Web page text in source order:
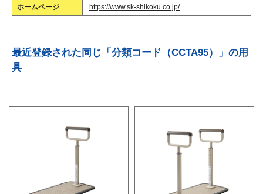
ホームページ https://www.sk-shikoku.co.jp/
最近登録された同じ「分類コード（CCTA95）」の用
具